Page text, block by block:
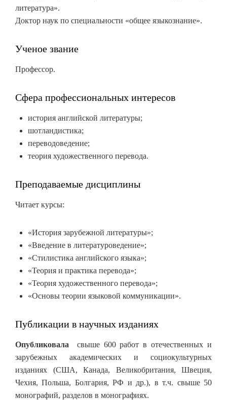
литература».
Доктор наук по специальности «общее языкознание».
Ученое звание
Профессор.
Сфера профессиональных интересов
история английской литературы;
шотландистика;
переводоведение;
теория художественного перевода.
Преподаваемые дисциплины
Читает курсы:
«История зарубежной литературы»;
«Введение в литературоведение»;
«Стилистика английского языка»;
«Теория и практика перевода»;
«Теория художественного перевода»;
«Основы теории языковой коммуникации».
Публикации в научных изданиях
Опубликовала
свыше 600 работ в отечественных и
зарубежных академических и социокультурных
изданиях (США, Канада, Великобритания, Швеция,
Чехия, Польша, Болгария, РФ и др.), в т.ч. свыше 50
монографий, разделов в монографиях.